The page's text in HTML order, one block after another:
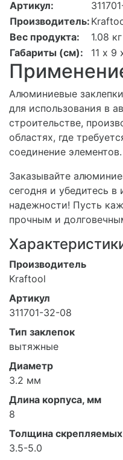
Артикул:
Производитель:
Вес продукта:
1.08 кг
Габариты (см):
11 х 9
Алюминиевые
для использования в
строительстве,
областях, где
соединение элементов.
Заказывайте
сегодня и убедитесь
надежности! Пусть
прочным и
Производитель
Kraftool
Артикул
311701-32-08
Тип заклепок
вытяжные
Диаметр
3.2 мм
Длина корпуса, мм
8
Толщина
3.5-5.0